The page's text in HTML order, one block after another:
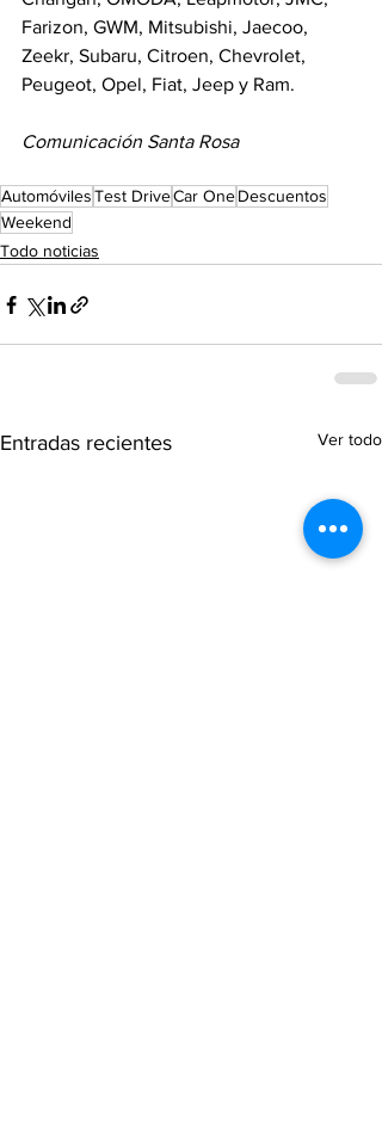
Farizon, GWM, Mitsubishi, Jaecoo,
Zeekr, Subaru, Citroen, Chevrolet,
Peugeot, Opel, Fiat, Jeep y Ram.
Comunicación Santa Rosa
AutomóvilesTest DriveCar OneDescuentos
Weekend
Todo noticias
Entradas recientes Ver todo